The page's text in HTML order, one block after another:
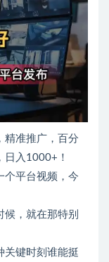
精准推广，百分
日入1000+！
个平台视频，今
，就在那特别
关键时刻谁能挺